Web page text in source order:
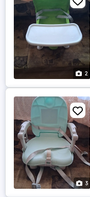
2
3